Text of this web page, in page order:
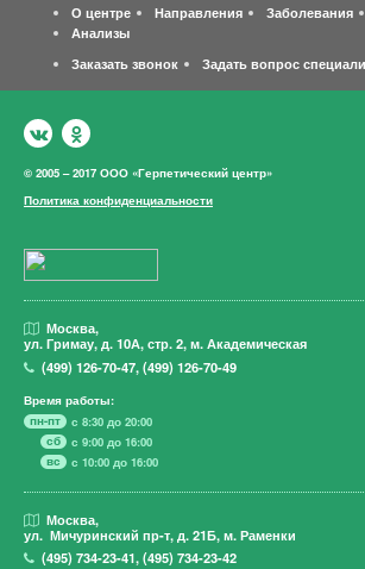
О центре
Направления Заболевания
Анализы
Заказать звонок
Задать вопрос
© 2005 – 2017 ООО «Герпетический центр»
Политика конфиденциальности
Москва,
ул. Гримау,д. 10А, стр. 2, м. Академическая
(499)126-70-47,(499)126-70-49
Время работы:
пн-пт
с 8:30 до 20:00
сб
с 9:00 до 16:00
вс
с 10:00 до 16:00
Москва,
ул. Мичуринский пр-т, д. 21Б, м. Раменки
(495)734-23-41,(495)734-23-42